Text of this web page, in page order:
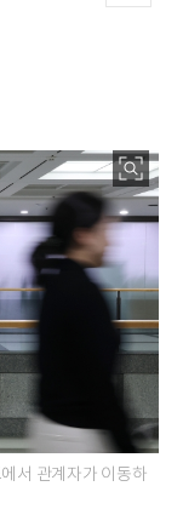
서 관계자가 이동하